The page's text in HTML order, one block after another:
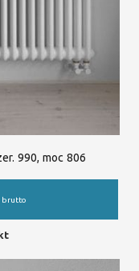
990, moc 806
brutto